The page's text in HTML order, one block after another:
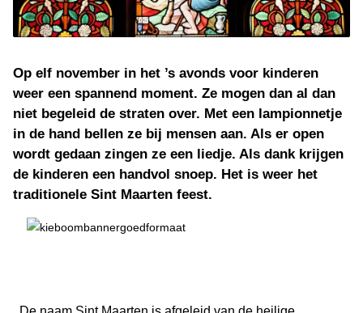
Op elf november in het ’s avonds voor kinderen
weer een spannend moment. Ze mogen dan al dan
niet begeleid de straten over. Met een lampionnetje
in de hand bellen ze bij mensen aan. Als er open
wordt gedaan zingen ze een liedje. Als dank krijgen
de kinderen een handvol snoep. Het is weer het
traditionele Sint Maarten feest.